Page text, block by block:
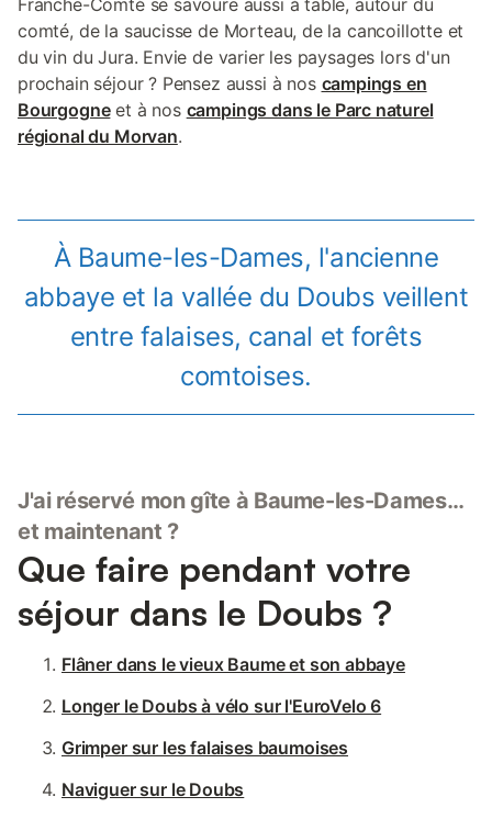
Franche-Comté se savoure aussi à table, autour du
comté, de la saucisse de Morteau, de la cancoillotte et
du vin du Jura. Envie de varier les paysages lors d'un
prochain séjour ? Pensez aussi à nos campings en
Bourgogneet à nos campings dans le Parc naturel
régional du Morvan.
À Baume-les-Dames, l'ancienne
abbaye et la vallée du Doubs veillent
entre falaises, canal et forêts
comtoises.
J'ai réservé mon gîte à Baume-les-Dames…
et maintenant ?
Que faire pendant votre
séjour dans le Doubs ?
Flâner dans le vieux Baume et son abbaye
Longer le Doubs à vélo sur l'EuroVelo 6
Grimper sur les falaises baumoises
Naviguer sur le Doubs